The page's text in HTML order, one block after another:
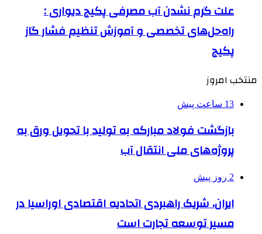
علت گرم نشدن آب مصرفی پکیج دیواری :
راه‌حل‌های تخصصی و آموزش تنظیم فشار گاز
پکیج
منتخب امروز
13 ساعت پیش
بازگشت فولاد مبارکه به تولید با تحویل ورق به
پروژه‌های ملی انتقال آب
2 روز پیش
ایران، شریک راهبردی اتحادیه اقتصادی اوراسیا در
مسیر توسعه تجارت است